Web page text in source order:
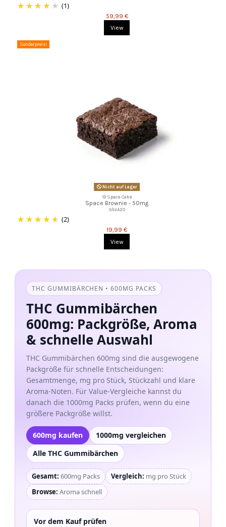
(1)
59,99 €
View
Sonderpreis!
Nicht auf Lager
🍪Space Cake
Space Brownie - 50mg
Gbz420
(2)
19,99 €
View
THC GUMMIBÄRCHEN • 600MG PACKS
THC Gummibärchen
600mg: Packgröße, Aroma
& schnelle Auswahl
THC Gummibärchen 600mg sind die ausgewogene
Packgröße für schnelle Entscheidungen:
Gesamtmenge, mg pro Stück, Stückzahl und klare
Aroma-Noten. Für Value-Vergleiche kannst du
danach die 1000mg Packs prüfen, wenn du eine
größere Packgröße willst.
600mg kaufen
1000mg vergleichen
Alle THC Gummibärchen
Gesamt: 600mg Packs Vergleich: mg pro Stück
Browse: Aroma schnell
Vor dem Kauf prüfen